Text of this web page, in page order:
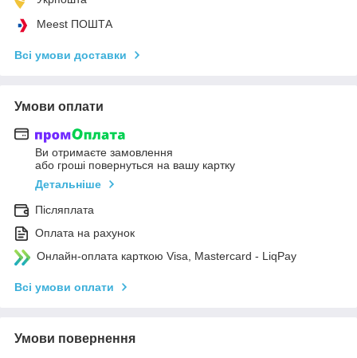
Meest ПОШТА
Всі умови доставки
Умови оплати
Ви отримаєте замовлення
або гроші повернуться на вашу картку
Детальніше
Післяплата
Оплата на рахунок
Онлайн-оплата карткою Visa, Mastercard - LiqPay
Всі умови оплати
Умови повернення